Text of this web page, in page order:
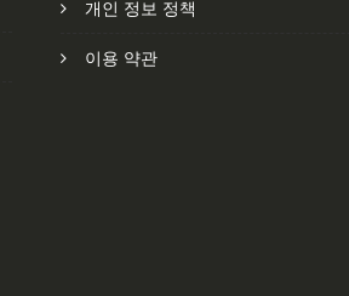
개인 정보 정책
이용 약관